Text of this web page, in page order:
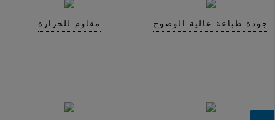
مقاوم للحرارة جودة طباعة عالية الوضوح